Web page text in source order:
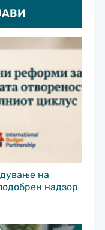
на
надзор